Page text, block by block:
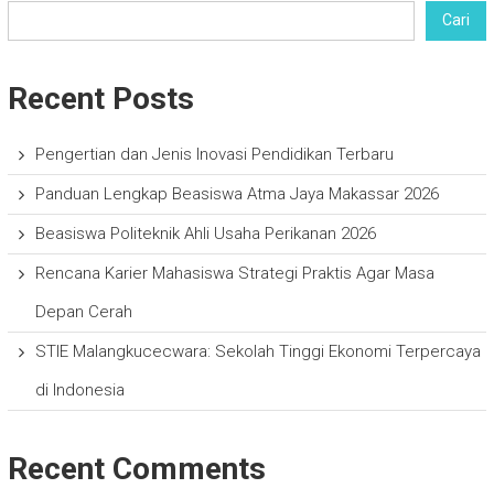
Cari
Recent Posts
Pengertian dan Jenis Inovasi Pendidikan Terbaru
Panduan Lengkap Beasiswa Atma Jaya Makassar 2026
Beasiswa Politeknik Ahli Usaha Perikanan 2026
Rencana Karier Mahasiswa Strategi Praktis Agar Masa
Depan Cerah
STIE Malangkucecwara: Sekolah Tinggi Ekonomi Terpercaya
di Indonesia
Recent Comments